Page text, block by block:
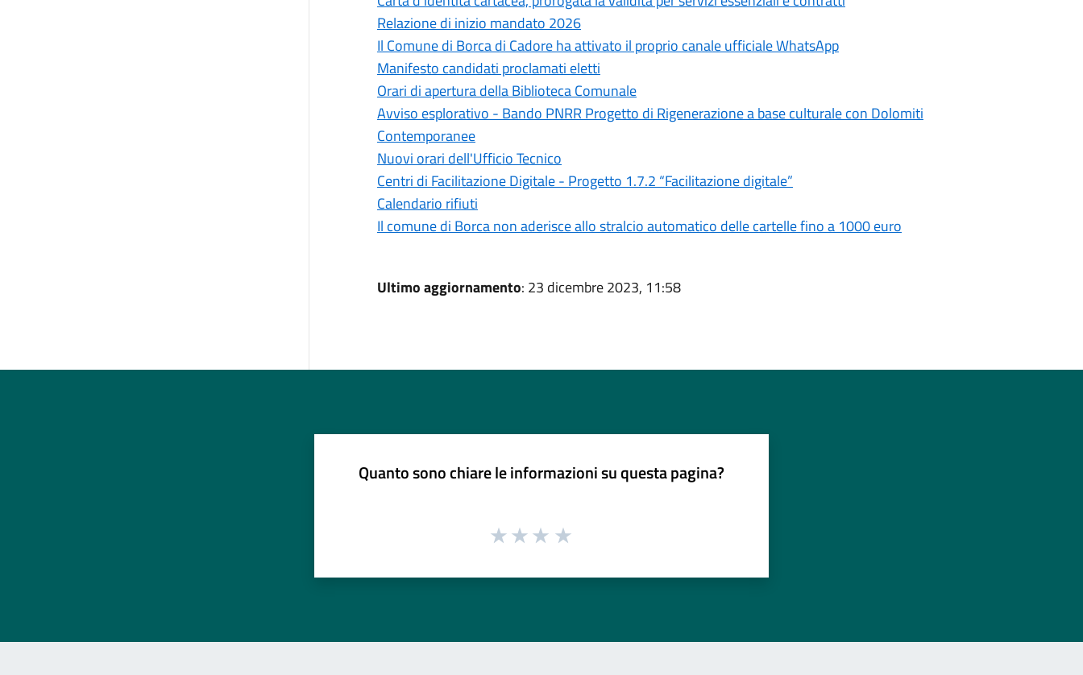
Relazione di inizio mandato 2026
Il Comune di Borca di Cadore ha attivato il proprio canale ufficiale WhatsApp
Manifesto candidati proclamati eletti
Orari di apertura della Biblioteca Comunale
Avviso esplorativo - Bando PNRR Progetto di Rigenerazione a base culturale con Dolomiti
Contemporanee
Nuovi orari dell'Ufficio Tecnico
Centri di Facilitazione Digitale - Progetto 1.7.2 “Facilitazione digitale”
Calendario rifiuti
Il comune di Borca non aderisce allo stralcio automatico delle cartelle fino a 1000 euro
Ultimo aggiornamento: 23 dicembre 2023, 11:58
Quanto sono chiare le informazioni su questa pagina?